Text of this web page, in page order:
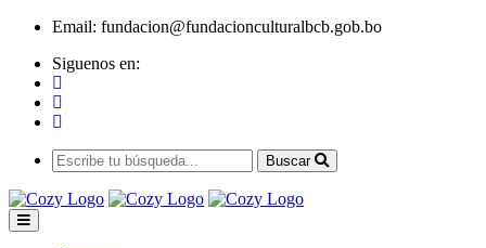
Email: fundacion@fundacionculturalbcb.gob.bo
Siguenos en:
Buscar